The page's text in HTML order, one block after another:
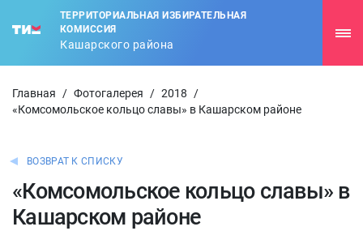
ТЕРРИТОРИАЛЬНАЯ ИЗБИРАТЕЛЬНАЯ
КОМИССИЯ
Кашарского района
Главная / Фотогалерея / 2018
/
«Комсомольское кольцо славы» в Кашарском районе
ВОЗВРАТ К СПИСКУ
«Комсомольское кольцо славы» в
Кашарском районе